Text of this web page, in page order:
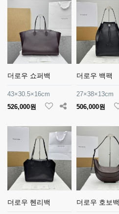
더로우 쇼퍼백
43×30.5×16cm
526,000원
더로우 백팩
27×38×13cm
506,000원
더로우 헨리백 더로우 호보백